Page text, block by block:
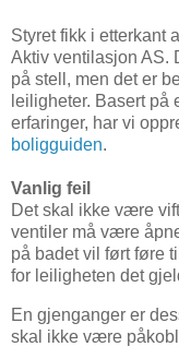
Styret fikk i etterkant
Aktiv ventilasjon AS.
på stell, men det er
leiligheter. Basert på
erfaringer, har vi
boligguiden.
Vanlig feil
Det skal ikke være
ventiler må være
på badet vil ført føre
for leiligheten det
En gjenganger er
skal ikke være